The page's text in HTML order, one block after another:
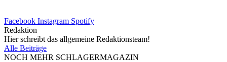
Facebook Instagram Spotify
Redaktion
Hier schreibt das allgemeine Redaktionsteam!
Alle Beiträge
NOCH MEHR SCHLAGERMAGAZIN